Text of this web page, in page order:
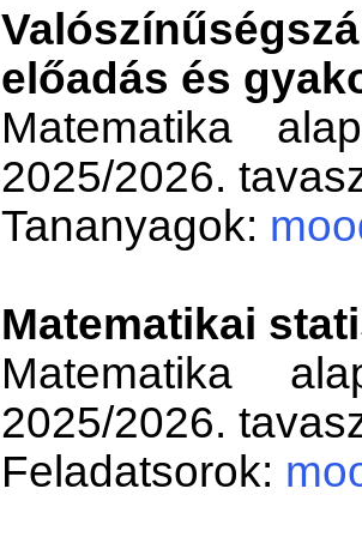
előadás és
Matematika
2025/2026.
Tananyagok:
Matematikai
Matematika
2025/2026.
Feladatsorok: